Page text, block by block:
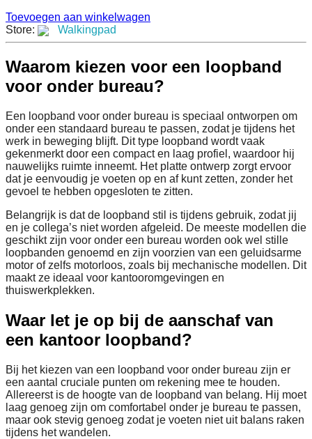
Toevoegen aan winkelwagen
Store:
Walkingpad
Waarom kiezen voor een loopband
voor onder bureau?
Een loopband voor onder bureau is speciaal ontworpen om
onder een standaard bureau te passen, zodat je tijdens het
werk in beweging blijft. Dit type loopband wordt vaak
gekenmerkt door een compact en laag profiel, waardoor hij
nauwelijks ruimte inneemt. Het platte ontwerp zorgt ervoor
dat je eenvoudig je voeten op en af kunt zetten, zonder het
gevoel te hebben opgesloten te zitten.
Belangrijk is dat de loopband stil is tijdens gebruik, zodat jij
en je collega’s niet worden afgeleid. De meeste modellen die
geschikt zijn voor onder een bureau worden ook wel stille
loopbanden genoemd en zijn voorzien van een geluidsarme
motor of zelfs motorloos, zoals bij mechanische modellen. Dit
maakt ze ideaal voor kantooromgevingen en
thuiswerkplekken.
Waar let je op bij de aanschaf van
een kantoor loopband?
Bij het kiezen van een loopband voor onder bureau zijn er
een aantal cruciale punten om rekening mee te houden.
Allereerst is de hoogte van de loopband van belang. Hij moet
laag genoeg zijn om comfortabel onder je bureau te passen,
maar ook stevig genoeg zodat je voeten niet uit balans raken
tijdens het wandelen.